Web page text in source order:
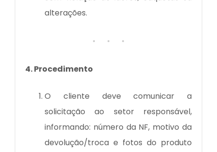
alterações.
4. Procedimento
O cliente deve comunicar a
solicitação ao setor responsável,
informando: número da NF, motivo da
devolução/troca e fotos do produto